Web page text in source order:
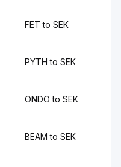
FET to SEK
PYTH to SEK
ONDO to SEK
BEAM to SEK